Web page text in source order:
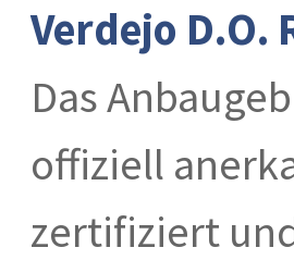
Verdejo D.O.
Das
offiziell
zertifiziert